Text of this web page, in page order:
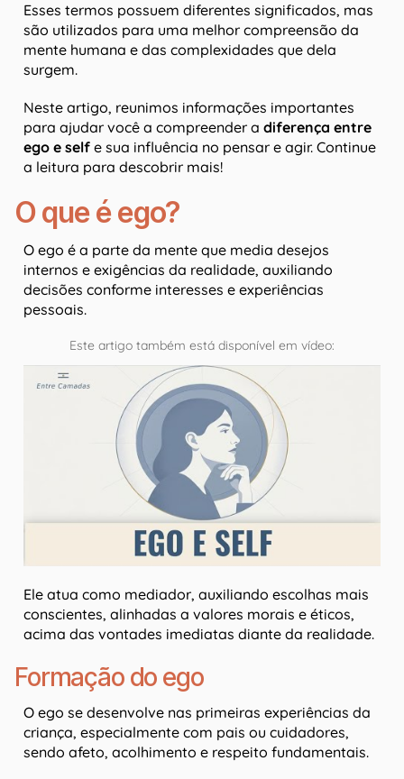
Esses termos possuem diferentes significados, mas
são utilizados para uma melhor compreensão da
mente humana e das complexidades que dela
surgem.
Neste artigo, reunimos informações importantes
para ajudar você a compreender a diferença entre
ego e self e sua influência no pensar e agir. Continue
a leitura para descobrir mais!
O que é ego?
O ego é a parte da mente que media desejos
internos e exigências da realidade, auxiliando
decisões conforme interesses e experiências
pessoais.
Este artigo também está disponível em vídeo:
Ele atua como mediador, auxiliando escolhas mais
conscientes, alinhadas a valores morais e éticos,
acima das vontades imediatas diante da realidade.
Formação do ego
O ego se desenvolve nas primeiras experiências da
criança, especialmente com pais ou cuidadores,
sendo afeto, acolhimento e respeito fundamentais.